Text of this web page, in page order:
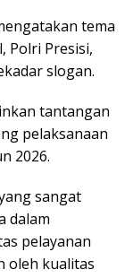
tema
Polri Presisi,
slogan.
tantangan
pelaksanaan
2026.
sangat
dalam
pelayanan
oleh kualitas